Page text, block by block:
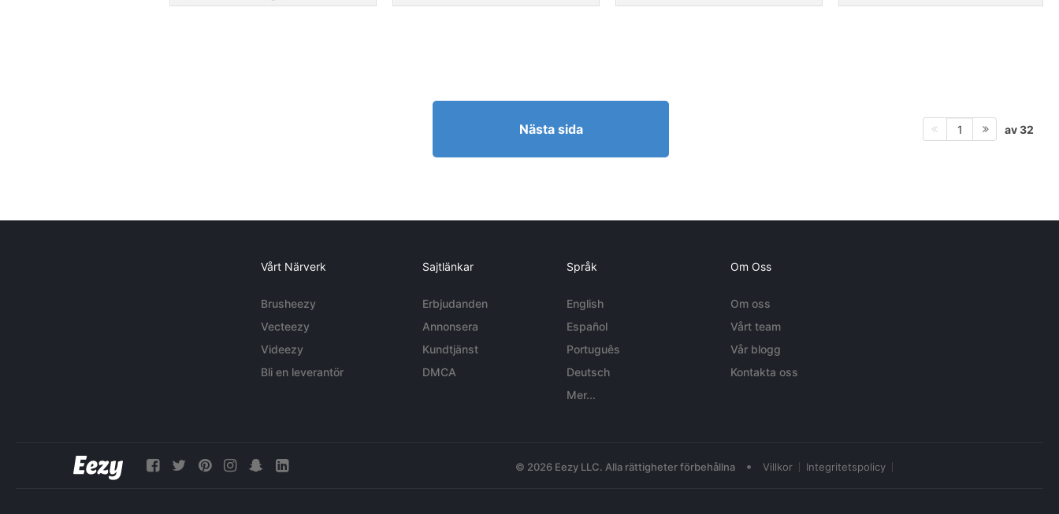
Nästa sida 1 av 32
Vårt Närverk
Brusheezy
Vecteezy
Videezy
Bli en leverantör
Sajtlänkar
Erbjudanden
Annonsera
Kundtjänst
DMCA
Språk
English
Español
Português
Deutsch
Mer...
Om Oss
Om oss
Vårt team
Vår blogg
Kontakta oss
© 2026 Eezy LLC. Alla rättigheter förbehållna • Villkor Integritetspolicy